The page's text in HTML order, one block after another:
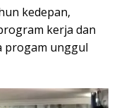
kedepan,
kerja dan
progam unggul